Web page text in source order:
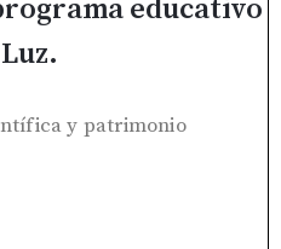
educativo
y patrimonio